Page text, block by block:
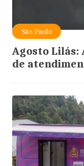
São Paulo
Agosto Lilás:
de